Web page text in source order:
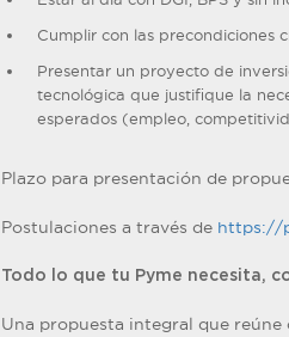
Cumplir con las precondiciones
Presentar un proyecto de
tecnológica que justifique la
esperados (empleo,
Plazo para presentación de
Postulaciones a través de https://
Todo lo que tu Pyme necesita,
Una propuesta integral que